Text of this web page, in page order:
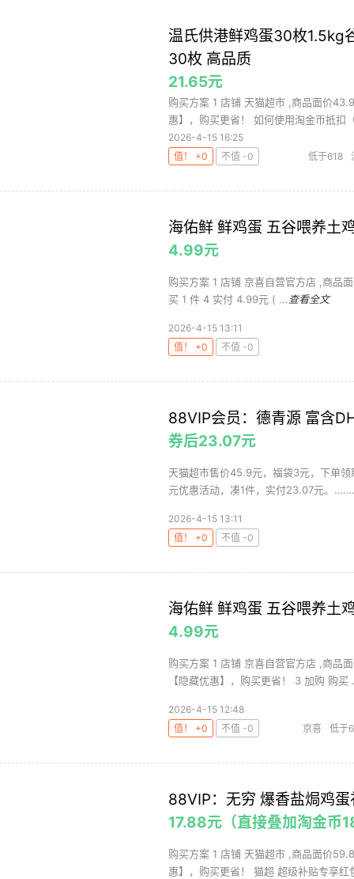
温氏供港鲜鸡蛋30枚1.5kg
30枚 高品质
21.65元
购买方案 1 店铺 天猫超市 ,商品面价
惠】，购买更省！ 如何使用淘金币抵扣
2026-4-15 16:25
值！ +0
不值 -0 低于618
海佑鲜 鲜鸡蛋 五谷喂养土
4.99元
购买方案 1 店铺 京喜自营官方店 ,商品
买 1 件 4 实付 4.99元 ( ... 查看全文
2026-4-15 13:11
值！ +0
不值 -0
88VIP会员：德青源 富含
券后23.07元
天猫超市售价45.9元，福袋3元，下单
元优惠活动，凑1件，实付23.07元。
2026-4-15 13:11
值！ +0
不值 -0
海佑鲜 鲜鸡蛋 五谷喂养土
4.99元
购买方案 1 店铺 京喜自营官方店 ,商品
【隐藏优惠】，购买更省！ 3 加购 购买
2026-4-15 12:48
值！ +0
不值 -0 京喜 低于
88VIP：无穷 爆香盐焗鸡
17.88元（直接叠加淘金币
购买方案 1 店铺 天猫超市 ,商品面价
惠】，购买更省！ 猫超 超级补贴专享红